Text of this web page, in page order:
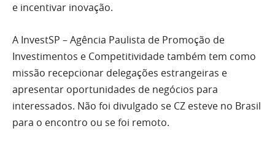
e incentivar inovação.
A InvestSP – Agência Paulista de Promoção de
Investimentos e Competitividade também tem como
missão recepcionar delegações estrangeiras e
apresentar oportunidades de negócios para
interessados. Não foi divulgado se CZ esteve no Brasil
para o encontro ou se foi remoto.